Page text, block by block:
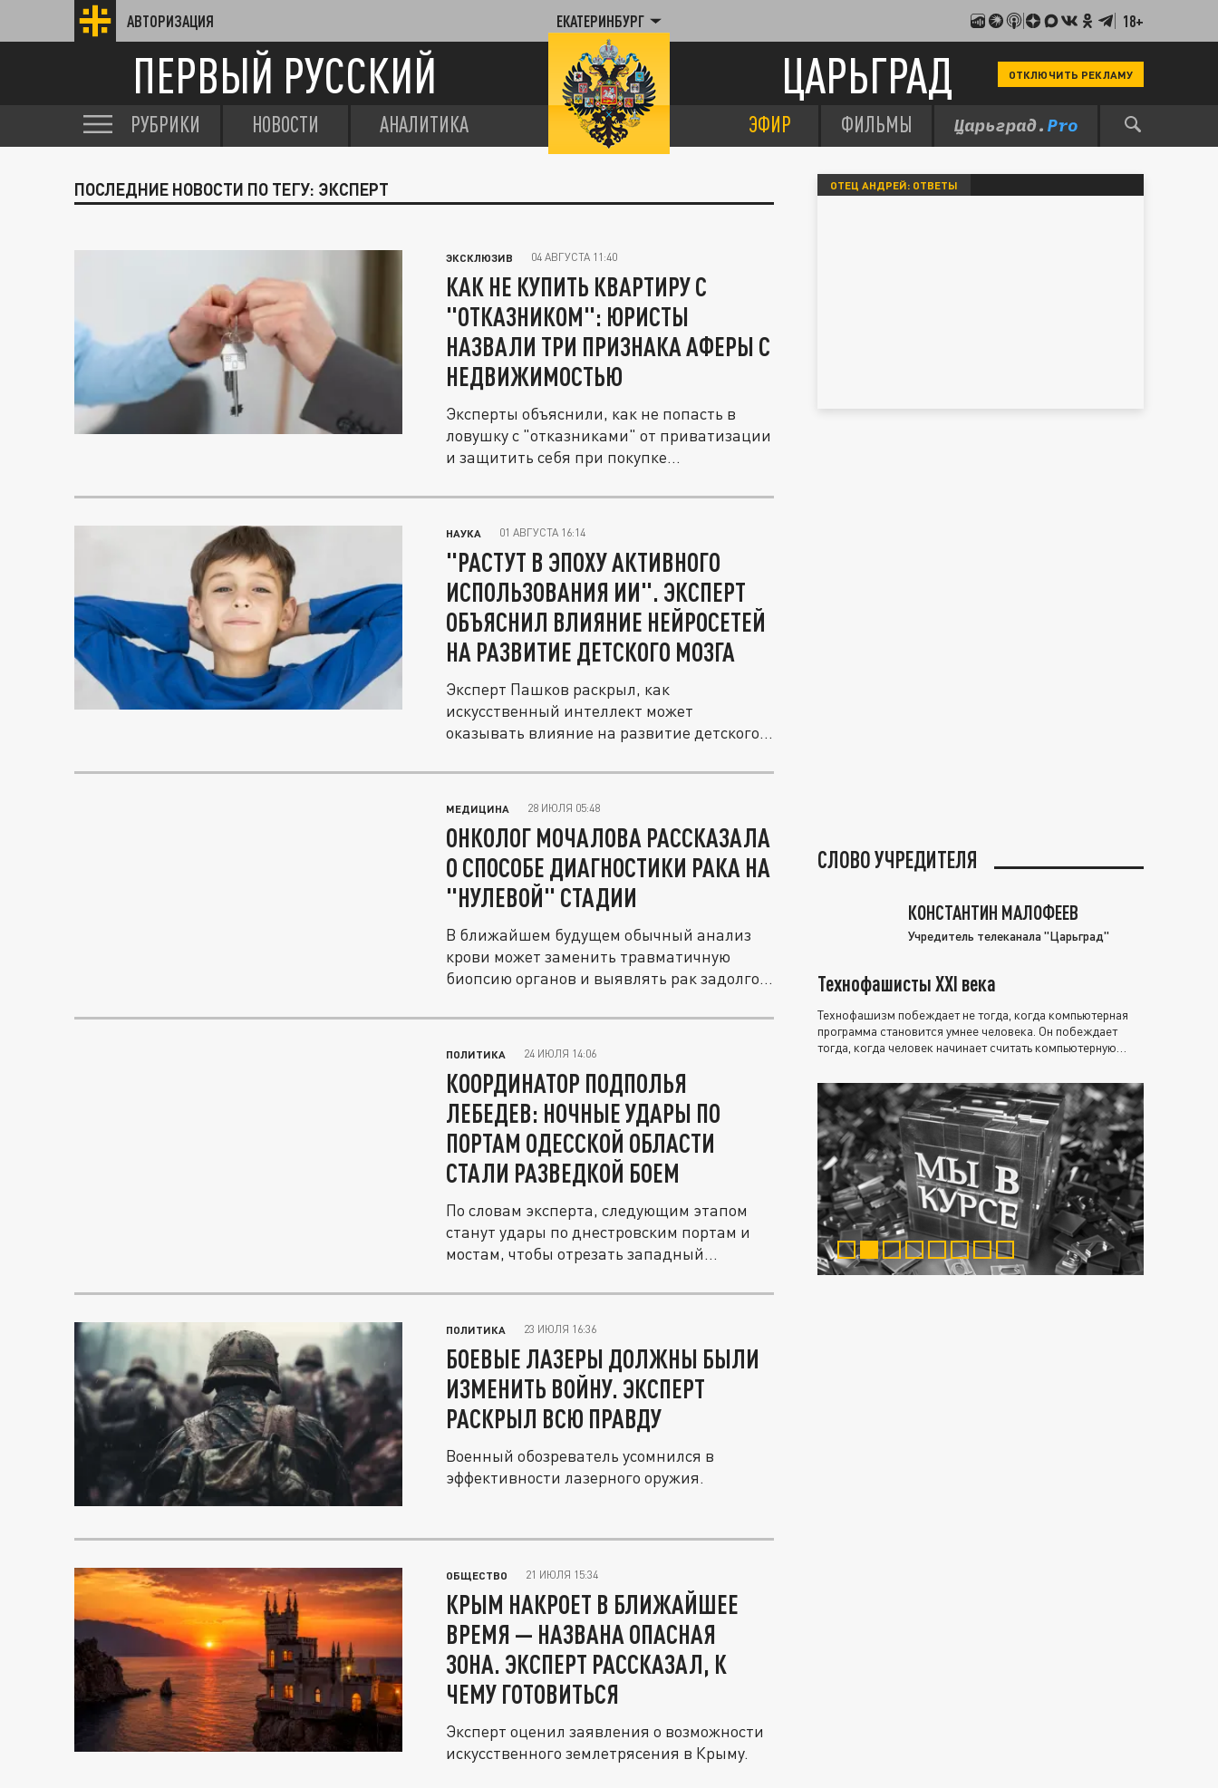
АВТОРИЗАЦИЯ ЕКАТЕРИНБУРГ 18+
ПЕРВЫЙ РУССКИЙ ЦАРЬГРАД ОТКЛЮЧИТЬ РЕКЛАМУ
РУБРИКИ НОВОСТИ АНАЛИТИКА ЭФИР ФИЛЬМЫ
ПОСЛЕДНИЕ НОВОСТИ ПО ТЕГУ: ЭКСПЕРТ
ЭКСКЛЮЗИВ 04 АВГУСТА 11:40
КАК НЕ КУПИТЬ КВАРТИРУ С
"ОТКАЗНИКОМ": ЮРИСТЫ
НАЗВАЛИ ТРИ ПРИЗНАКА АФЕРЫ С
НЕДВИЖИМОСТЬЮ
Эксперты объяснили, как не попасть в
ловушку с "отказниками" от приватизации
и защитить себя при покупке...
НАУКА 01 АВГУСТА 16:14
"РАСТУТ В ЭПОХУ АКТИВНОГО
ИСПОЛЬЗОВАНИЯ ИИ". ЭКСПЕРТ
ОБЪЯСНИЛ ВЛИЯНИЕ НЕЙРОСЕТЕЙ
НА РАЗВИТИЕ ДЕТСКОГО МОЗГА
Эксперт Пашков раскрыл, как
искусственный интеллект может
оказывать влияние на развитие детского
МЕДИЦИНА 28 ИЮЛЯ 05:48
ОНКОЛОГ МОЧАЛОВА РАССКАЗАЛА
О СПОСОБЕ ДИАГНОСТИКИ РАКА НА
"НУЛЕВОЙ" СТАДИИ
В ближайшем будущем обычный анализ
крови может заменить травматичную
биопсию органов и выявлять рак задолго
ПОЛИТИКА 24 ИЮЛЯ 14:06
КООРДИНАТОР ПОДПОЛЬЯ
ЛЕБЕДЕВ: НОЧНЫЕ УДАРЫ ПО
ПОРТАМ ОДЕССКОЙ ОБЛАСТИ
СТАЛИ РАЗВЕДКОЙ БОЕМ
По словам эксперта, следующим этапом
станут удары по днестровским портам и
мостам, чтобы отрезать западный...
ПОЛИТИКА 23 ИЮЛЯ 16:36
БОЕВЫЕ ЛАЗЕРЫ ДОЛЖНЫ БЫЛИ
ИЗМЕНИТЬ ВОЙНУ. ЭКСПЕРТ
РАСКРЫЛ ВСЮ ПРАВДУ
Военный обозреватель усомнился в
эффективности лазерного оружия.
ОБЩЕСТВО 21 ИЮЛЯ 15:34
КРЫМ НАКРОЕТ В БЛИЖАЙШЕЕ
ВРЕМЯ — НАЗВАНА ОПАСНАЯ
ЗОНА. ЭКСПЕРТ РАССКАЗАЛ, К
ЧЕМУ ГОТОВИТЬСЯ
Эксперт оценил заявления о возможности
искусственного землетрясения в Крыму.
ОТЕЦ АНДРЕЙ: ОТВЕТЫ
СЛОВО УЧРЕДИТЕЛЯ
КОНСТАНТИН МАЛОФЕЕВ
Учредитель телеканала "Царьград"
Технофашисты XXI века
Технофашизм побеждает не тогда, когда компьютерная
программа становится умнее человека. Он побеждает
тогда, когда человек начинает считать компьютерную